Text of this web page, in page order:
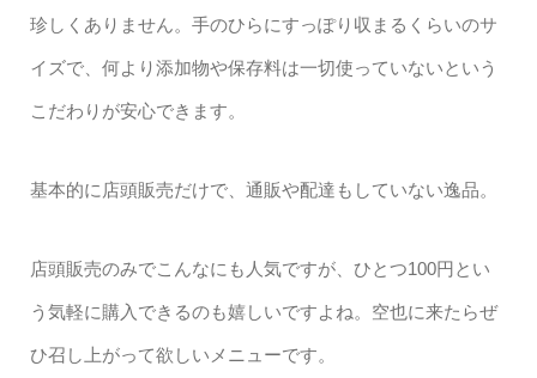
珍しくありません。手のひらにすっぽり収まるくらいのサ
イズで、何より添加物や保存料は一切使っていないという
こだわりが安心できます。
基本的に店頭販売だけで、通販や配達もしていない逸品。
店頭販売のみでこんなにも人気ですが、ひとつ100円とい
う気軽に購入できるのも嬉しいですよね。空也に来たらぜ
ひ召し上がって欲しいメニューです。